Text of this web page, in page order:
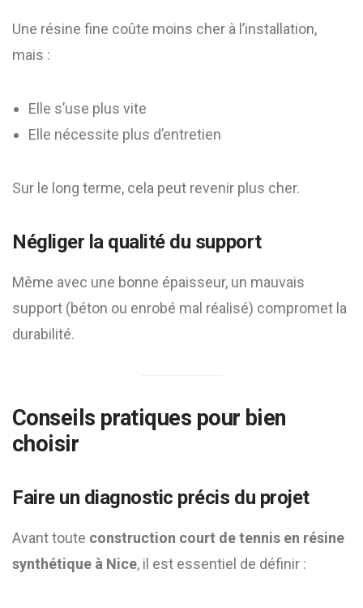
Une résine fine coûte moins cher à l’installation,
mais :
Elle s’use plus vite
Elle nécessite plus d’entretien
Sur le long terme, cela peut revenir plus cher.
Négliger la qualité du support
Même avec une bonne épaisseur, un mauvais
support (béton ou enrobé mal réalisé) compromet la
durabilité.
Conseils pratiques pour bien
choisir
Faire un diagnostic précis du projet
Avant toute construction court de tennis en résine
synthétique à Nice, il est essentiel de définir :